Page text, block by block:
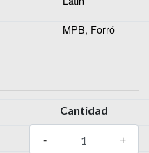
MPB, Forró
Cantidad
+
-